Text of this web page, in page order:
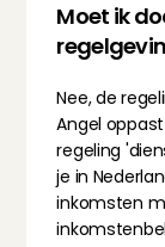
Moet ik
Nee, de
Angel
regeling
je in
inkomsten